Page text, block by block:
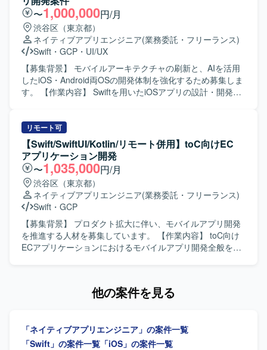
テクチャ設計を含めた実装・運用全般を担っていただきま
す。あわせて、Kotlinを用いたAndroidアプリ開発にも関与
し、Jetpack ComposeによるUI実装など、iOS側の知見を活
かした両OSでの開発を行っていただきます。Claudeなどの
AIツールを活用しながら実装計画の策定、コード生成、レ
ビューの効率化を進め、モバイルアーキテクチャの設計や
ドメイン分離による開発並列性向上に向けた刷新を推進し
ていただきます。また、PdM・デザイナーと連携しつつ、
す。 【求める人物像】 プロダクトのミッションやバリュー
に共感し、EC体験の可能性に興味をお持ちの方を求めてい
ます。変化の大きい環境の中でも挑戦を楽しみ、ソフトウ
ェアを軸に大きなチャレンジをしたいと考えている方にマ
ッチします。事業や顧客に近い距離で数値やユーザーの声
を捉えながら、主体的に開発をリードしていける方を歓迎
します。 【ポジションの魅力】 少数精鋭のチームにおい
て、自ら設計したモバイルアーキテクチャの上でプロダク
トが動く手触りを持ちながら開発できる環境です。AI活用
を前提としたiOS・Android両OSの「二刀流」開発プロセス
を自ら設計し、AI時代のモバイル開発の在り方を実践しな
の技術力を大きく高めていただけます。 【開発環境】
Android Architecture ComponentsやMVVMなどのアーキテ
クチャを活用し、XcodeおよびAndroid Studio上で開発を進
〜1,000,000円/月
渋谷区（東京都）
ネイティブアプリエンジニア(業務委託・フリーランス)
Swift ・ GCP ・ UI/UX
【募集背景】 モバイルアーキテクチャの刷新と、AIを活用
したiOS・Android両OSの開発体制を強化するため募集しま
す。 【作業内容】 Swiftを用いたiOSアプリの設計・開発・
ード生成・レビューの効率化を行います。要件定義からリ
リース、効果分析まで一貫して担当し、モバイルアーキテ
クチャの設計・刷新も推進します。 【求める人物像】 プロ
ダクトの価値向上に向けて、オーナーシップを持ち挑戦を
続けられる方を求めています。変化の速い環境で、チーム
と連携しながら成果創出に取り組める方に適したポジショ
ンです。 【ポジションの魅力】 モバイルアーキテクチャの
設計や技術選定に深く関与できます。AIを活用したiOS・
Android両OSの開発プロセスを構築し、複雑なEC・ゲー
ム・ソーシャル領域における高難度な技術課題に取り組め
ます。 【開発環境】 Swift、Kotlin、Go、SwiftUI、Jetpack
リモート可
【Swift/SwiftUI/Kotlin/リモート併用】toC向けEC
アプリケーション開発
〜1,035,000円/月
渋谷区（東京都）
ネイティブアプリエンジニア(業務委託・フリーランス)
Swift ・ GCP
【募集背景】 プロダクト拡大に伴い、モバイルアプリ開発
を推進する人材を募集しています。 【作業内容】 toC向け
ECアプリケーションにおけるモバイルアプリ開発全般をご
コード生成、レビュー効率化にも取り組んでいただきま
高いアプリケーション開発に主体的に取り組み、関係者と
連携しながら開発を推進できる方を求めています。 【ポジ
他の案件を見る
「ネイティブアプリエンジニア」の案件一覧
「Swift」の案件一覧 「iOS」の案件一覧